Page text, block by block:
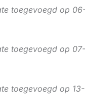
toegevoegd op
toegevoegd op
toegevoegd op